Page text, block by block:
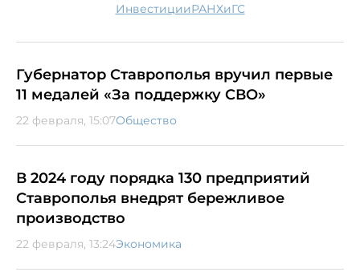
инвестиции РАНХиГС
Губернатор Ставрополья вручил первые
11 медалей «За поддержку СВО»
22 февраля, 15:07Общество
В 2024 году порядка 130 предприятий
Ставрополья внедрят бережливое
производство
22 февраля, 13:24Экономика